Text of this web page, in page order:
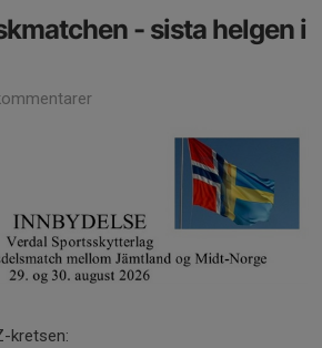
- sista helgen i
kretsen: